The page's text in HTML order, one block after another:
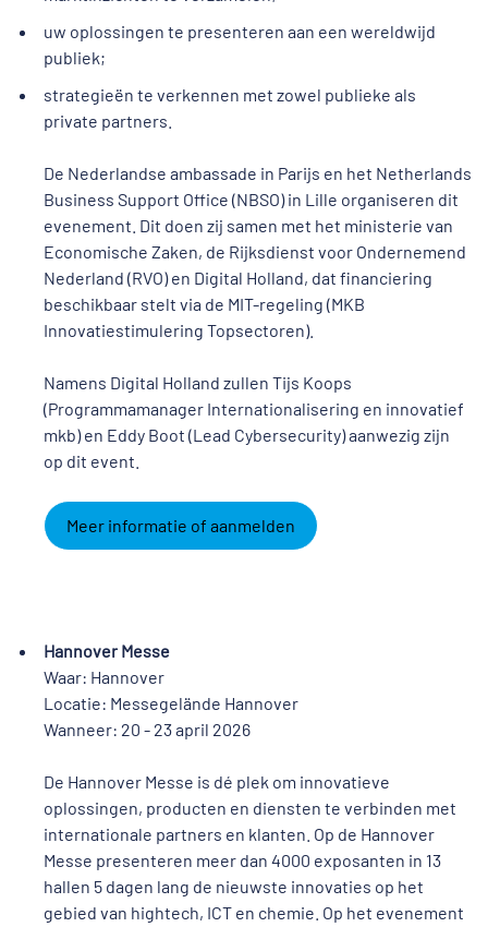
uw oplossingen te presenteren aan een wereldwijd
publiek;
strategieën te verkennen met zowel publieke als
private partners.
De Nederlandse ambassade in Parijs en het Netherlands
Business Support Office (NBSO) in Lille organiseren dit
evenement. Dit doen zij samen met het ministerie van
Economische Zaken, de Rijksdienst voor Ondernemend
Nederland (RVO) en Digital Holland, dat financiering
beschikbaar stelt via de MIT-regeling (MKB
Innovatiestimulering Topsectoren).
Namens Digital Holland zullen Tijs Koops
(Programmamanager Internationalisering en innovatief
mkb) en Eddy Boot (Lead Cybersecurity) aanwezig zijn
op dit event.
Meer informatie of aanmelden
Hannover Messe
Waar: Hannover
Locatie: Messegelände Hannover
Wanneer: 20 - 23 april 2026
De Hannover Messe is dé plek om innovatieve
oplossingen, producten en diensten te verbinden met
internationale partners en klanten. Op de Hannover
Messe presenteren meer dan 4000 exposanten in 13
hallen 5 dagen lang de nieuwste innovaties op het
gebied van hightech, ICT en chemie. Op het evenement